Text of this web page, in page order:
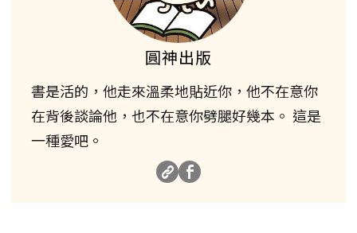
圓神出版
書是活的，他走來溫柔地貼近你，他不在意你
在背後談論他，也不在意你劈腿好幾本。 這是
一種愛吧。